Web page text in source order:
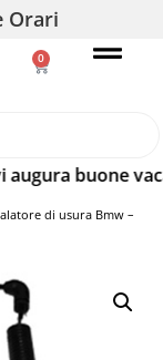
Orari
0
buone
di usura Bmw –